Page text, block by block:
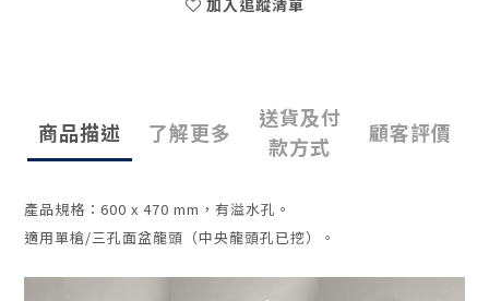
加入追蹤清單
商品描述 了解更多
送貨及付
款方式
顧客評價
產品規格： 600 x 470 mm ，有溢水孔。
適用單槍/三孔面盆龍頭（中央龍頭孔已挖）。